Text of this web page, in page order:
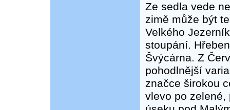
Ze sedla vede
zimě může být
Velkého
stoupání.
Švýcárna. Z
pohodlnější
značce širokou
vlevo po zelené,